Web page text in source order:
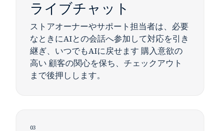
ライブチャット
ストアオーナーやサポート担当者は、必要
なときにAIとの会話へ参加して対応を引き
継ぎ、いつでもAIに戻せます 購入意欲の
高い 顧客の関心を保ち、チェックアウト
まで後押しします。
03